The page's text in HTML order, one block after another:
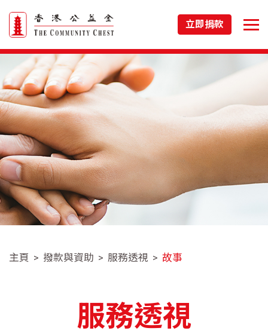
立即捐款
主頁 撥款與資助 服務透視 故事
服務透視